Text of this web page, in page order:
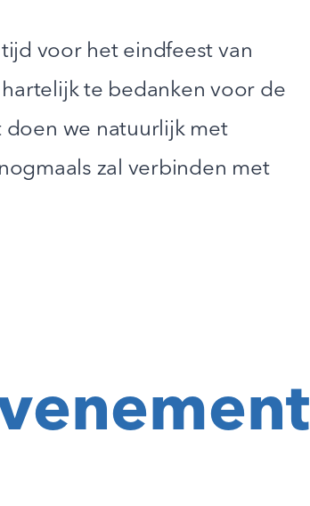
tijd voor het eindfeest van
te bedanken voor de
we natuurlijk met
zal verbinden met